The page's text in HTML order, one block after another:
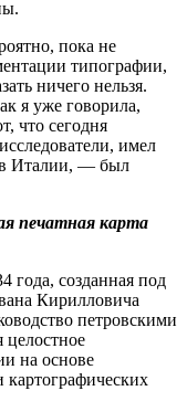
пока не
типографии,
ничего нельзя.
я уже говорила,
что сегодня
имел
в Италии, — был
печатная карта
года, созданная под
Кирилловича
петровскими
целостное
на основе
картографических